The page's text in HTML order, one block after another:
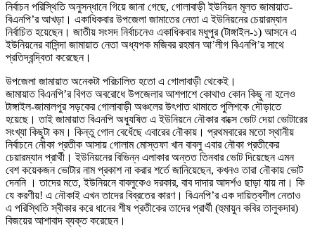
নির্বাচন পরিস্থিতি অনুসন্ধানে গিয়ে জানা গেছে, গোলাবাড়ী ইউনিয়ন মূলত জামায়াত-
বিএনপি’র আখড়া। একাধিকবার উপজেলা জামাতের নেতা এ ইউনিয়নের চেয়ারম্যান
নির্বাচিত হয়েছেন। জাতীয় সংসদ নির্বাচনেও একাধিকবার মধুপুর (টাঙ্গাইল-১) আসনে এ
ইউনিয়নের বাসিন্দা জামায়াত নেতা অধ্যপক মজিবর রহমান আ’লীগ বিএনপি’র সাথে
প্রতিদ্বন্দ্বিতা করেছেন।
উপজেলা জামায়াত অনেকটা পরিচালিত হতো এ গোলাবাড়ী থেকেই।
জামায়াত বিএনপি’র বিগত অবরোধে উপজেলার আশপাশে কোথাও কোন কিছু না হলেও
টাঙ্গাইল-জামালপুর সড়কের গোলাবাড়ী অঞ্চলের উৎপাত থামাতে পুলিশকে দৌড়াতে
হয়েছে। তাই জামায়াত বিএনপি অধ্যুষিত এ ইউনিয়নে নৌকার বাক্সে ভোট দেয়া ভোটারের
সংখ্যা কিছুটা কম। কিন্তু গোল বেধেঁছে এবারের নৌকায়। প্রথমবারের মতো স্থানীয়
নির্বাচনে নৌকা প্রতীক আসায় গোলাম মোস্তফা খান বাবলু এবার নৌকা প্রতীকের
চেয়ারম্যান প্রার্থী। ইউনিয়নের বিভিন্ন এলাকার অন্তত তিনবার ভোট দিয়েছেন এমন
বেশ কয়েকজন ভোটার নাম প্রকাশ না করার শর্তে জানিয়েছেন, কখনও তারা নৌকায় ভোট
দেননি । তাদের মতে, ইউনিয়নে বাবলুকেও দরকার, বাব দাদার আদর্শও ছাড়া যায় না। কি
যে করণীয়! এ নৌকাই এখন তাদের বিব্রতের কারণ। বিএনপি’র এক দায়িত্বশীল নেতাও
এ পরিস্থিতি স্বীকার করে ধানের শীষ প্রতীকের তাদের প্রার্থী (হুমায়ুন কবির তালুকদার)
বিজয়ের আশাবাদ ব্যক্ত করেছেন।